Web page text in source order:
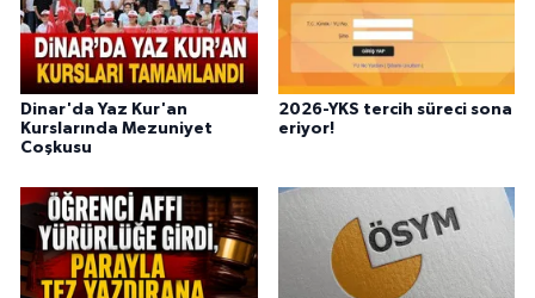
Dinar'da Yaz Kur'an
Kurslarında Mezuniyet
Coşkusu
2026-YKS tercih süreci sona
eriyor!